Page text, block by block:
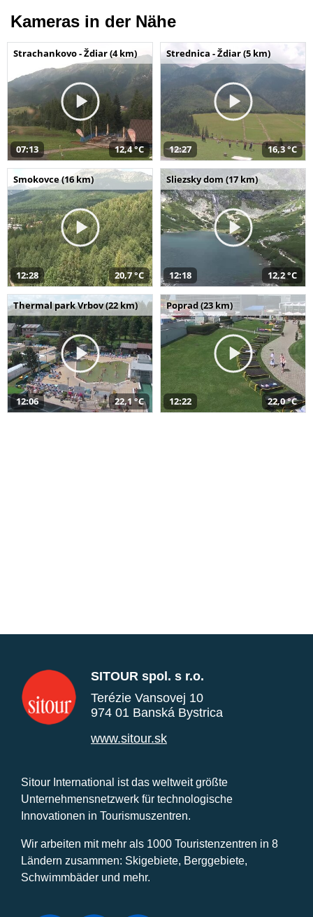
Kameras in der Nähe
Strachankovo - Ždiar (4 km)
07:13 12,4 °C
Strednica - Ždiar (5 km)
12:27 16,3 °C
Smokovce (16 km)
12:28 20,7 °C
Sliezsky dom (17 km)
12:18 12,2 °C
Thermal park Vrbov (22 km)
12:06 22,1 °C
Poprad (23 km)
12:22 22,0 °C
SITOUR spol. s r.o.
Terézie Vansovej 10
974 01 Banská Bystrica
www.sitour.sk
Sitour International ist das weltweit größte
Unternehmensnetzwerk für technologische
Innovationen in Tourismuszentren.
Wir arbeiten mit mehr als 1000 Touristenzentren in 8
Ländern zusammen: Skigebiete, Berggebiete,
Schwimmbäder und mehr.